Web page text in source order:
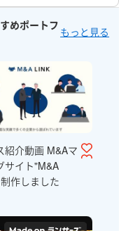
めポートフ
もっと見る
紹介動画 M&Aマ
サイト"M&A
作しました